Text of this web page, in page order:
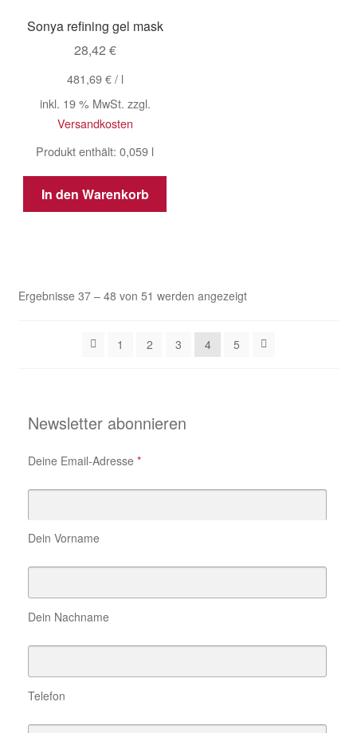
Sonya refining gel mask
28,42 €
481,69€/ l
inkl. 19 % MwSt. zzgl.
Versandkosten
Produkt enthält: 0,059 l
In den Warenkorb
Ergebnisse 37 – 48 von 51 werden angezeigt
1 2 3 4 5
Newsletter abonnieren
Deine Email-Adresse *
Dein Vorname
Dein Nachname
Telefon